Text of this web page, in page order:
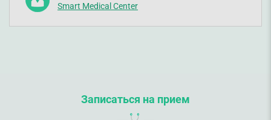
Smart Medical Center
Записаться на прием